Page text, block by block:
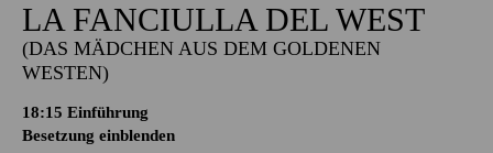
LA FANCIULLA DEL WEST
(DAS MÄDCHEN AUS DEM GOLDENEN
WESTEN)
18:15 Einführung
Besetzung einblenden